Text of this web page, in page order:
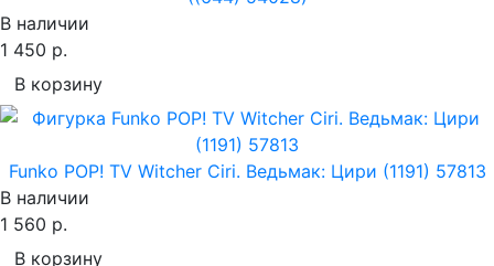
В наличии
1 450 р.
В корзину
Funko POP! TV Witcher Ciri. Ведьмак: Цири (1191) 57813
В наличии
1 560 р.
В корзину